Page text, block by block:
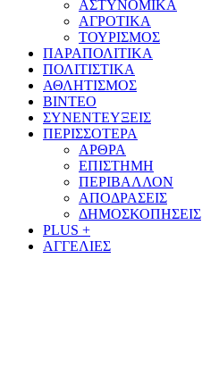
ΑΣΤΥΝΟΜΙΚΑ
ΑΓΡΟΤΙΚΑ
ΤΟΥΡΙΣΜΟΣ
ΠΑΡΑΠΟΛΙΤΙΚΑ
ΠΟΛΙΤΙΣΤΙΚΑ
ΑΘΛΗΤΙΣΜΟΣ
ΒΙΝΤΕΟ
ΣΥΝΕΝΤΕΥΞΕΙΣ
ΠΕΡΙΣΣΟΤΕΡΑ
ΑΡΘΡΑ
ΕΠΙΣΤΗΜΗ
ΠΕΡΙΒΑΛΛΟΝ
ΑΠΟΔΡΑΣΕΙΣ
ΔΗΜΟΣΚΟΠΗΣΕΙΣ
PLUS +
ΑΓΓΕΛΙΕΣ